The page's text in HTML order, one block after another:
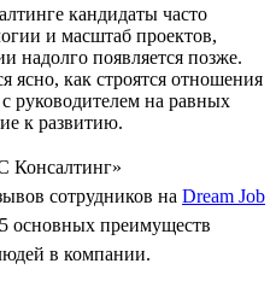
кандидаты часто
и масштаб проектов,
надолго появляется позже.
ясно, как строятся отношения
руководителем на равных
к развитию.
сотрудников на Dream Job
основных преимуществ
в компании.